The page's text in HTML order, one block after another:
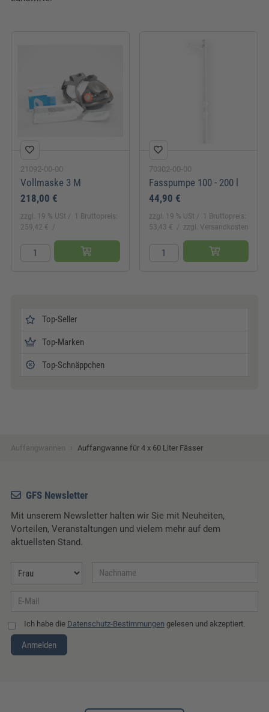
21092-00-00
Vollmaske 3 M
218,00 €
zzgl. 19 % USt
1 Bruttopreis:
259,42 €
70302-00-00
Fasspumpe 100 - 200 l
44,90 €
zzgl. 19 % USt
1 Bruttopreis:
53,43 €
zzgl. Versandkosten
Top-Seller
Top-Marken
Top-Schnäppchen
Auffangwannen Auffangwanne für 4 x 60 Liter Fässer
GFS Newsletter
Mit unserem Newsletter halten wir Sie mit Neuheiten,
Vorteilen, Veranstaltungen und vielem mehr auf dem
aktuellsten Stand.
Ich habe die Datenschutz-Bestimmungen gelesen und akzeptiert.
Anmelden